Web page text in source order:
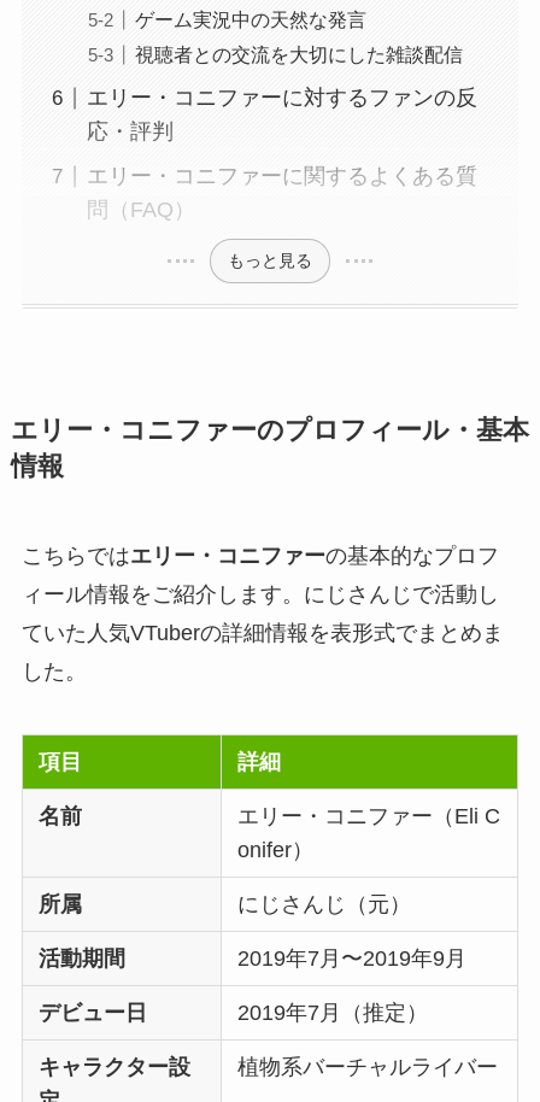
ゲーム実況中の天然な発言
視聴者との交流を大切にした雑談配信
エリー・コニファーに対するファンの反
応・評判
エリー・コニファーに関するよくある質
問（FAQ）
もっと見る
エリー・コニファーのプロフィール・基本
情報
こちらではエリー・コニファーの基本的なプロフ
ィール情報をご紹介します。にじさんじで活動し
ていた人気VTuberの詳細情報を表形式でまとめま
した。
項目 詳細
名前
エリー・コニファー（Eli C
onifer）
所属 にじさんじ（元）
活動期間 2019年7月〜2019年9月
デビュー日 2019年7月（推定）
キャラクター設
植物系バーチャルライバー